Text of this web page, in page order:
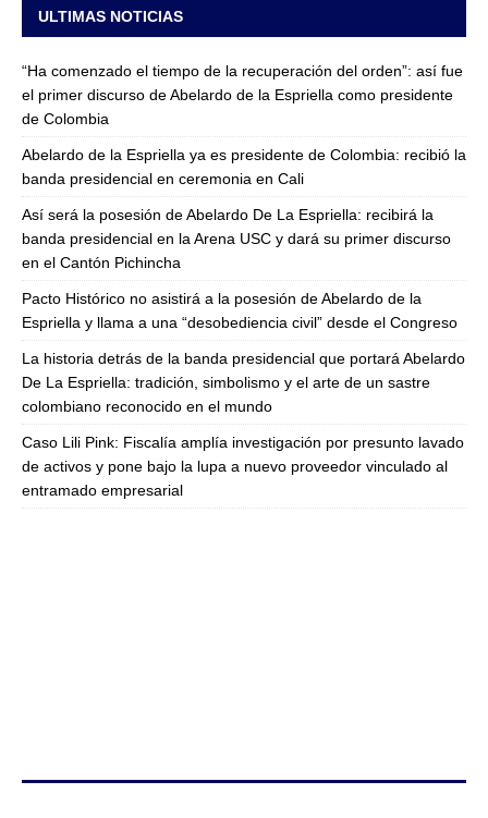
ULTIMAS NOTICIAS
“Ha comenzado el tiempo de la recuperación del orden”: así fue
el primer discurso de Abelardo de la Espriella como presidente
de Colombia
Abelardo de la Espriella ya es presidente de Colombia: recibió la
banda presidencial en ceremonia en Cali
Así será la posesión de Abelardo De La Espriella: recibirá la
banda presidencial en la Arena USC y dará su primer discurso
en el Cantón Pichincha
Pacto Histórico no asistirá a la posesión de Abelardo de la
Espriella y llama a una “desobediencia civil” desde el Congreso
La historia detrás de la banda presidencial que portará Abelardo
De La Espriella: tradición, simbolismo y el arte de un sastre
colombiano reconocido en el mundo
Caso Lili Pink: Fiscalía amplía investigación por presunto lavado
de activos y pone bajo la lupa a nuevo proveedor vinculado al
entramado empresarial